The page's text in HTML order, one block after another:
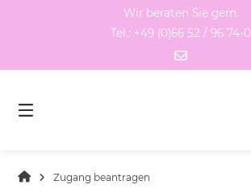
Wir beraten Sie gern.
Tel.: +49 (0)66 52 / 96 74-0
Zugang beantragen